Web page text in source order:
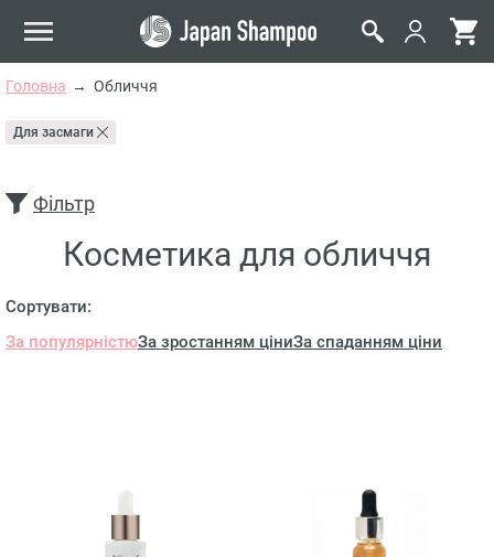
Головна Обличчя
Для засмаги
Фільтр
Косметика для обличчя
Сортувати:
За популярністюЗа зростанням ціниЗа спаданням ціни